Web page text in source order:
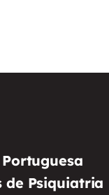
Psiquiatria